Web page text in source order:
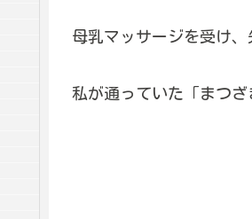
母乳マッサージを受け
私が通っていた「まつざ